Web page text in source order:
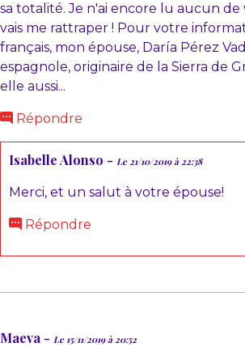
sa totalité. Je n'ai encore lu aucun de
vais me rattraper ! Pour votre
français, mon épouse, Daría Pérez
espagnole, originaire de la Sierra de
elle aussi...
Répondre
Isabelle Alonso - Le 21/10/2019 à 22:38
Merci, et un salut à votre épouse!
Répondre
Maeva - Le 15/11/2019 à 20:52